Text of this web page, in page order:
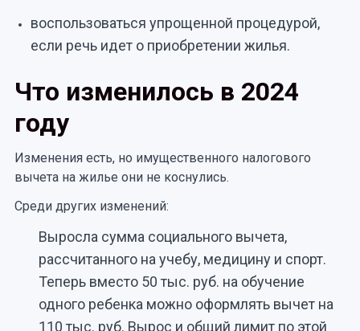
воспользоваться упрощенной процедурой,
если речь идет о приобретении жилья.
Что изменилось в 2024
году
Изменения есть, но имущественного налогового
вычета на жилье они не коснулись.
Среди других изменений:
Выросла сумма социального вычета,
рассчитанного на учебу, медицину и спорт.
Теперь вместо 50 тыс. руб. на обучение
одного ребенка можно оформлять вычет на
110 тыс. руб. Вырос и общий лимит по этой